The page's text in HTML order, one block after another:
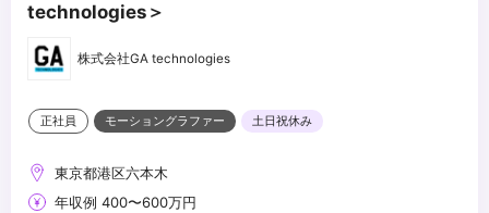
technologies＞
株式会社GA technologies
正社員 モーショングラファー 土日祝休み
東京都港区六本木
年収例 400〜600万円